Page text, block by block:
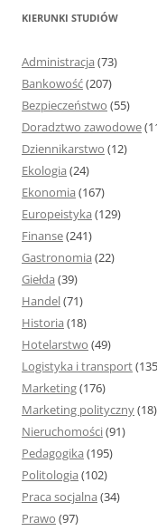
KIERUNKI STUDIÓW
Administracja (73)
Bankowość(207)
Bezpieczeństwo (55)
Doradztwo zawodowe
Dziennikarstwo (12)
Ekologia (24)
Ekonomia (167)
Europeistyka (129)
Finanse(241)
Gastronomia (22)
Giełda (39)
Handel(71)
Historia (18)
Hotelarstwo (49)
Logistyka i transport
Marketing(176)
Marketing polityczny(18)
Nieruchomości(91)
Pedagogika (195)
Politologia (102)
Praca socjalna (34)
Prawo (97)